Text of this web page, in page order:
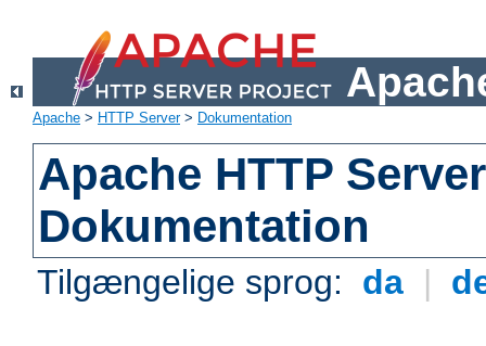
Apache > HTTP Server> Dokumentation
Apache HTTP
Dokumentation
Tilgængelige sprog: da |